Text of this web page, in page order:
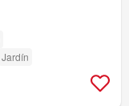
Jardín